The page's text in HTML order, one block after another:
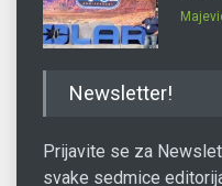
Newsletter!
Prijavite se za
svake sedmice